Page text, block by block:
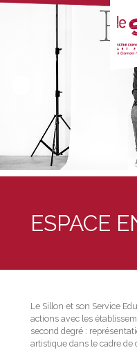
ESPACE
Le Sillon et son Service
actions avec les
second degré :
artistique dans le cadre